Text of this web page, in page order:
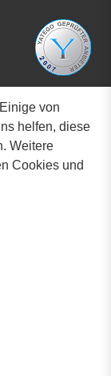
von
helfen, diese
Weitere
Cookies und